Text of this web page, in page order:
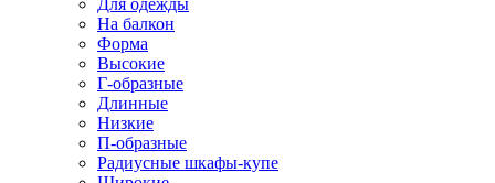
Для одежды
На балкон
Форма
Высокие
Г-образные
Длинные
Низкие
П-образные
Радиусные шкафы-купе